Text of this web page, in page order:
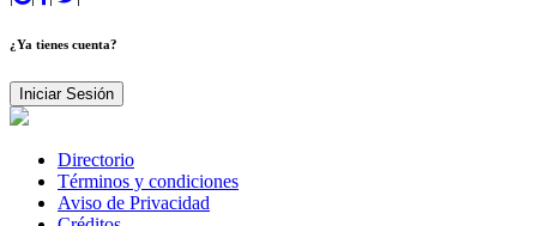
¿Ya tienes cuenta?
Iniciar Sesión
Directorio
Términos y condiciones
Aviso de Privacidad